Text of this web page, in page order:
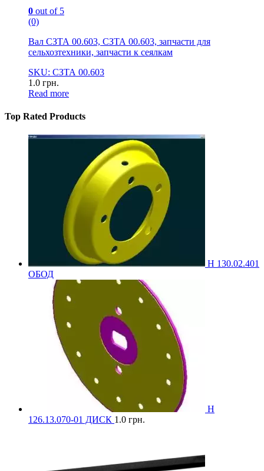
0 out of 5
(0)
Вал СЗТА 00.603, СЗТА 00.603, запчасти для
сельхозтехники, запчасти к сеялкам
SKU: СЗТА 00.603
1.0 грн.
Read more
Top Rated Products
Н 130.02.401
ОБОД
Н
126.13.070-01 ДИСК 1.0 грн.